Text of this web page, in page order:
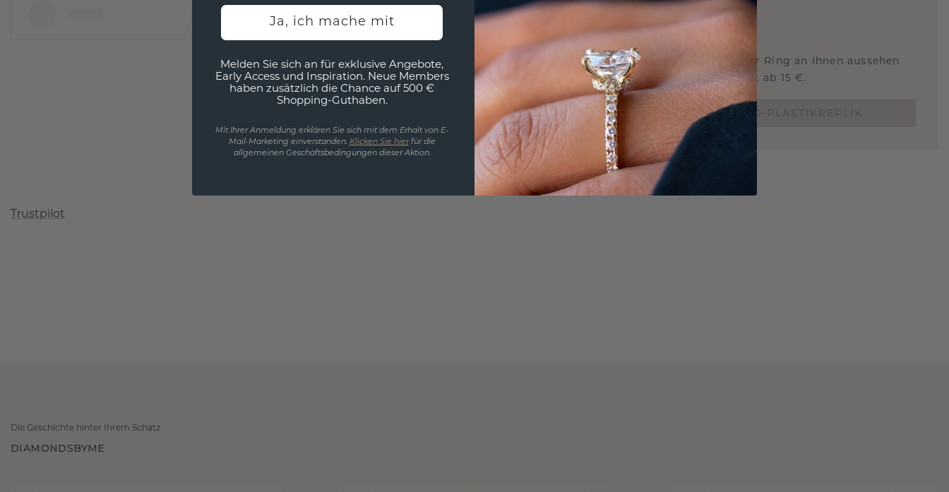
3D MUSTERSCHMUCK
Wollen Sie wissen, wie dieser Ring an Ihnen aussehen
würde und ob er passt? Jetzt ab 15 €.
BESTELLE EINE 3D-PLASTIKREPLIK
Trustpilot
Die Geschichte hinter Ihrem Schatz
DIAMONDSBYME
Ja, ich mache mit
Melden Sie sich an für exklusive Angebote,
Early Access und Inspiration. Neue Members
haben zusätzlich die Chance auf 500 €
Shopping-Guthaben.
Mit Ihrer Anmeldung erklären Sie sich mit dem Erhalt von E-
Mail-Marketing einverstanden. Klicken Sie hierfür die
allgemeinen Geschäftsbedingungen dieser Aktion.